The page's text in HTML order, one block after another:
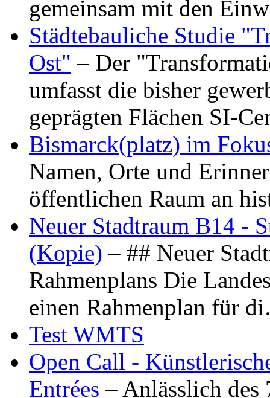
gemeinsam mit den
Städtebauliche Studie
Ost" – Der
umfasst die bisher
geprägten Flächen SI-
Bismarck(platz) im
Namen, Orte und
öffentlichen Raum an
Neuer Stadtraum B14 -
(Kopie) – ## Neuer
Rahmenplans Die
einen Rahmenplan für
Test WMTS
Open Call -
Entrées – Anlässlich